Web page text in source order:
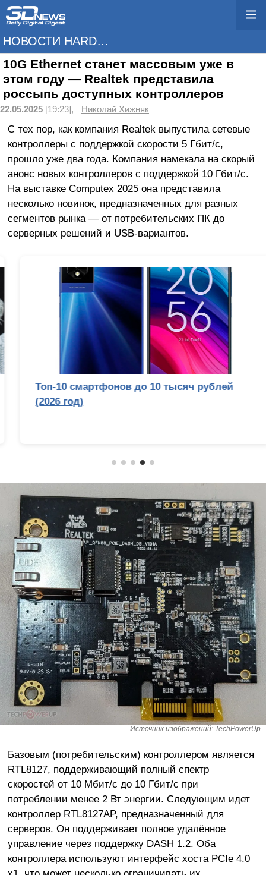
НОВОСТИ HARDWARE
10G Ethernet станет массовым уже в
этом году — Realtek представила
россыпь доступных контроллеров
22.05.2025 [19:23], Николай Хижняк
С тех пор, как компания Realtek выпустила сетевые
контроллеры с поддержкой скорости 5 Гбит/с,
прошло уже два года. Компания намекала на скорый
анонс новых контроллеров с поддержкой 10 Гбит/с.
На выставке Computex 2025 она представила
несколько новинок, предназначенных для разных
сегментов рынка — от потребительских ПК до
серверных решений и USB-вариантов.
Топ-10 смартфонов до 10 тысяч рублей
(2026 год)
Источник изображений: TechPowerUp
Базовым (потребительским) контроллером является
RTL8127, поддерживающий полный спектр
скоростей от 10 Мбит/с до 10 Гбит/с при
потреблении менее 2 Вт энергии. Следующим идет
контроллер RTL8127AP, предназначенный для
серверов. Он поддерживает полное удалённое
управление через поддержку DASH 1.2. Оба
контроллера используют интерфейс хоста PCIe 4.0